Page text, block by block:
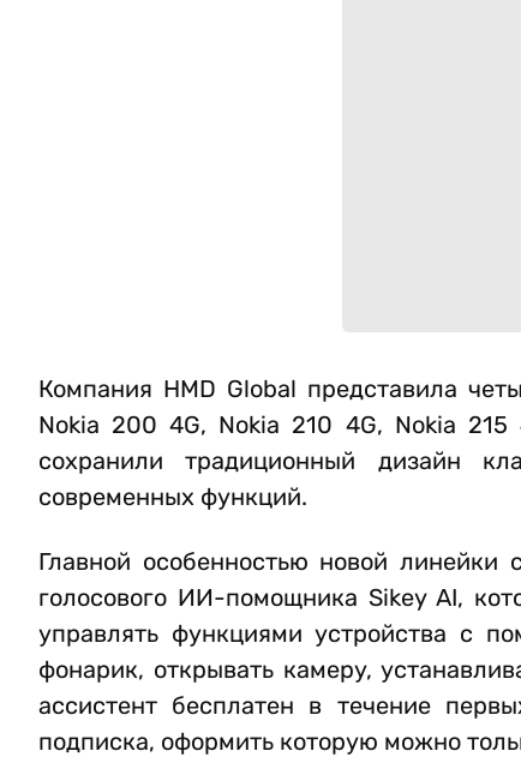
Компания HMD Global представила
Nokia 200 4G, Nokia 210 4G, Nokia
сохранили традиционный дизайн
современных функций.
Главной особенностью новой линейки
голосового ИИ-помощника Sikey AI,
управлять функциями устройства с
фонарик, открывать камеру,
ассистент бесплатен в течение
подписка, оформить которую можно